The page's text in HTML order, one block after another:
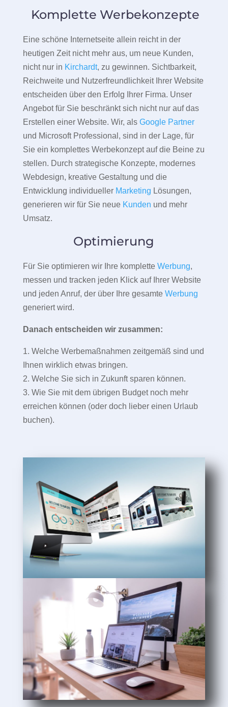
Komplette Werbekonzepte
Eine schöne Internetseite allein reicht in der
heutigen Zeit nicht mehr aus, um neue Kunden,
nicht nur in Kirchardt, zu gewinnen. Sichtbarkeit,
Reichweite und Nutzerfreundlichkeit Ihrer Website
entscheiden über den Erfolg Ihrer Firma. Unser
Angebot für Sie beschränkt sich nicht nur auf das
Erstellen einer Website. Wir, als Google Partner
und Microsoft Professional, sind in der Lage, für
Sie ein komplettes Werbekonzept auf die Beine zu
stellen. Durch strategische Konzepte, modernes
Webdesign, kreative Gestaltung und die
Entwicklung individueller Marketing Lösungen,
generieren wir für Sie neue Kunden und mehr
Umsatz.
Optimierung
Für Sie optimieren wir Ihre komplette Werbung,
messen und tracken jeden Klick auf Ihrer Website
und jeden Anruf, der über Ihre gesamte Werbung
generiert wird.
Danach entscheiden wir zusammen:
1. Welche Werbemaßnahmen zeitgemäß sind und
Ihnen wirklich etwas bringen.
2. Welche Sie sich in Zukunft sparen können.
3. Wie Sie mit dem übrigen Budget noch mehr
erreichen können (oder doch lieber einen Urlaub
buchen).